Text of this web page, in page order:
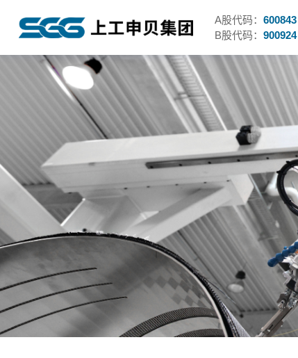
A股代码：600843
B股代码：900924